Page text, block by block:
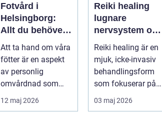
Fotvård i
Helsingborg:
Allt du behöver
veta
Att ta hand om våra
fötter är en aspekt
av personlig
omvårdnad som
ofta fö...
12 maj 2026
Reiki healing
lugnare
nervsystem och
djupare
återhämtning
Reiki healing är en
mjuk, icke-invasiv
behandlingsform
som fokuserar på
kroppens egen
förmåga att lä...
03 maj 2026